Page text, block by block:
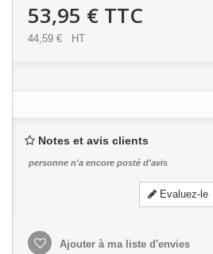
53,95 € TTC
44,59 € HT
Notes et avis clients
personne n'a encore posté d'avis
Evaluez-le
Ajouter à ma liste d'envies